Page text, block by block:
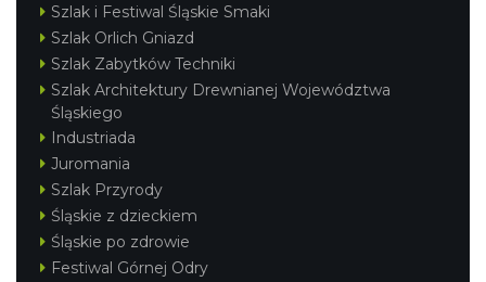
Szlak i Festiwal Śląskie Smaki
Szlak Orlich Gniazd
Szlak Zabytków Techniki
Szlak Architektury Drewnianej Województwa
Śląskiego
Industriada
Juromania
Szlak Przyrody
Śląskie z dzieckiem
Śląskie po zdrowie
Festiwal Górnej Odry